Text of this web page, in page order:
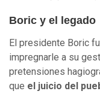
Boric y el legado
El presidente Boric
impregnarle a su
pretensiones
que el juicio del